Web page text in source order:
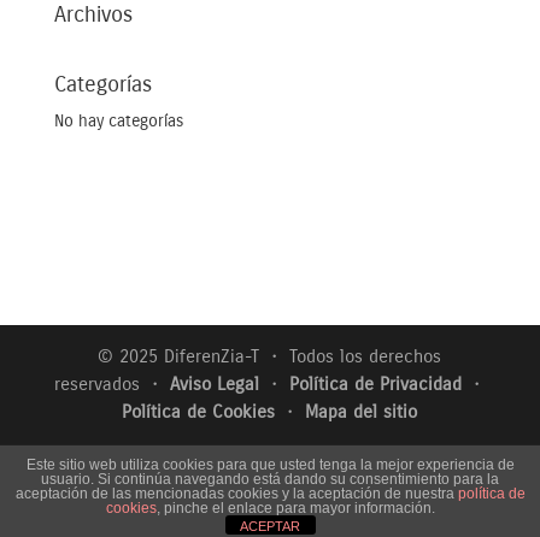
Archivos
Categorías
No hay categorías
© 2025 DiferenZia-T ・ Todos los derechos
reservados ・ Aviso Legal ・ Política de Privacidad ・
Política de Cookies ・ Mapa del sitio
Este sitio web utiliza cookies para que usted tenga la mejor experiencia de
usuario. Si continúa navegando está dando su consentimiento para la
aceptación de las mencionadas cookies y la aceptación de nuestra política de
cookies, pinche el enlace para mayor información.
ACEPTAR